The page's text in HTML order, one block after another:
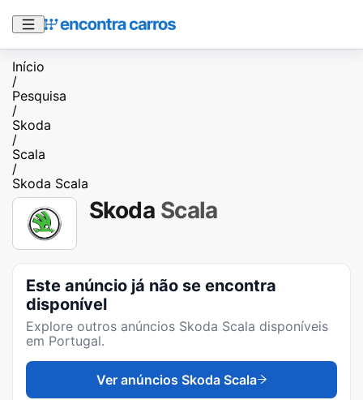
Início
/
Pesquisa
/
Skoda
/
Scala
/
Skoda Scala
Skoda Scala
Este anúncio já não se encontra
disponível
Explore outros anúncios Skoda Scala disponíveis
em Portugal.
Ver anúncios Skoda Scala